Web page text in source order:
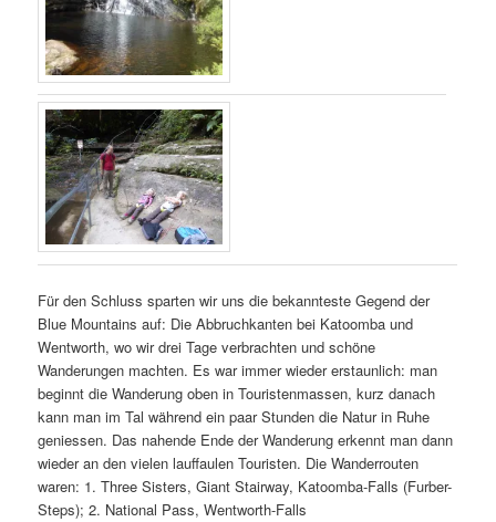
Für den Schluss sparten wir uns die bekannteste Gegend der
Blue Mountains auf: Die Abbruchkanten bei Katoomba und
Wentworth, wo wir drei Tage verbrachten und schöne
Wanderungen machten. Es war immer wieder erstaunlich: man
beginnt die Wanderung oben in Touristenmassen, kurz danach
kann man im Tal während ein paar Stunden die Natur in Ruhe
geniessen. Das nahende Ende der Wanderung erkennt man dann
wieder an den vielen lauffaulen Touristen. Die Wanderrouten
waren: 1. Three Sisters, Giant Stairway, Katoomba-Falls (Furber-
Steps); 2. National Pass, Wentworth-Falls